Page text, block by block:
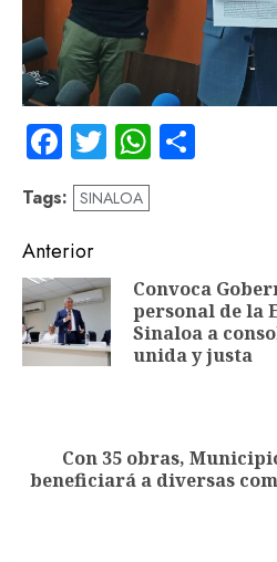
Facebook
Twitter
Tags: SINALOA
Navegación
de
entradas
Anterior
Convoca
personal de la
Sinaloa a
unida y justa
Siguiente
entrada:
Con 35 obras,
beneficiará a diversas